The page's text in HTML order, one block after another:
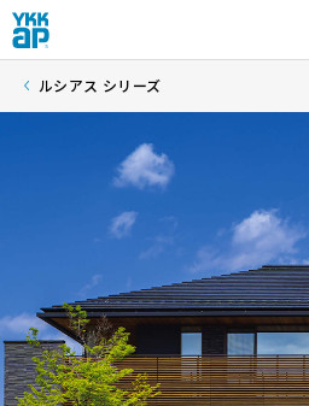
ルシアス シリーズ